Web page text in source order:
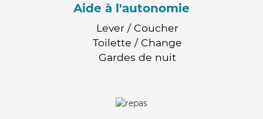
Aide à l'autonomie
Lever / Coucher
Toilette / Change
Gardes de nuit